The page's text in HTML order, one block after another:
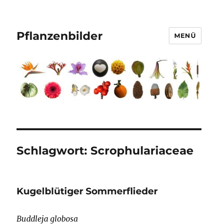
Pflanzenbilder MENÜ
Schlagwort:Scrophulariaceae
Kugelblütiger Sommerflieder
Buddleja globosa